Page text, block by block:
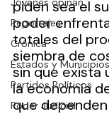
Reportajes
Crónica
Estados y Municipios
Partidos Políticos
Poder Judicial
piden sea el
poder
totales del
siembra de
sin que exista
la economía
que